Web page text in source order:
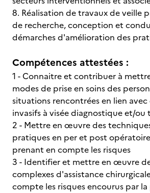
8. Réalisation de travaux de veille
de recherche, conception et
démarches d'amélioration des
Compétences attestées :
1 - Connaitre et contribuer à
modes de prise en soins des
situations rencontrées en lien avec
invasifs à visée diagnostique et/
2 - Mettre en œuvre des
pratiques en per et post
prenant en compte les risques
3 - Identifier et mettre en œuvre
complexes d'assistance
compte les risques encourus par